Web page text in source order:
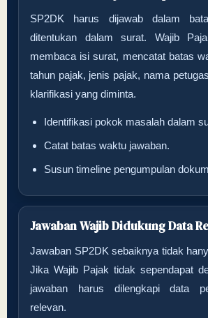
SP2DK harus dijawab dalam
ditentukan dalam surat. Wajib
membaca isi surat, mencatat batas
tahun pajak, jenis pajak, nama
klarifikasi yang diminta.
Identifikasi pokok masalah dalam
Catat batas waktu jawaban.
Susun timeline pengumpulan
Jawaban Wajib Didukung Data
Jawaban SP2DK sebaiknya tidak
Jika Wajib Pajak tidak sependapat
jawaban harus dilengkapi data
relevan.